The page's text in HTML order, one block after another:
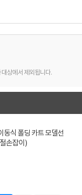
상에서 제외됩니다.
동식 폴딩 카트 모델선
손잡이)